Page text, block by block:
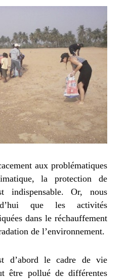
aux problématiques
la protection de
indispensable. Or, nous
que les activités
dans le réchauffement
de l’environnement.
d’abord le cadre de vie
être pollué de différentes